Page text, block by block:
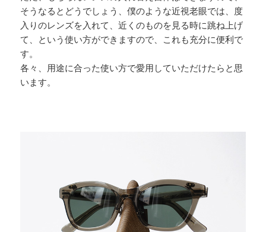
そうなるとどうでしょう、僕のような近視老眼では、度
入りのレンズを入れて、近くのものを見る時に跳ね上げ
て、という使い方ができますので、これも充分に便利で
す。
各々、用途に合った使い方で愛用していただけたらと思
います。